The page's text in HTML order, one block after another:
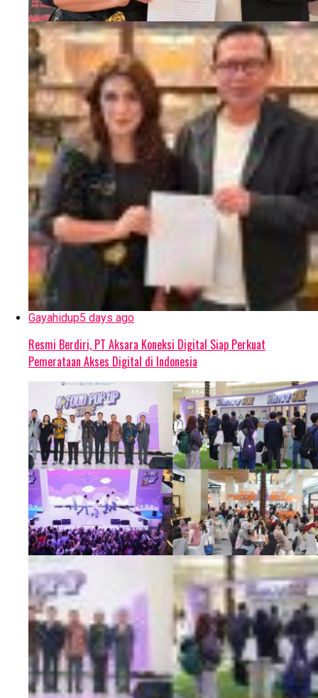
Gayahidup5 days ago
Resmi Berdiri, PT Aksara Koneksi Digital Siap Perkuat
Pemerataan Akses Digital di Indonesia